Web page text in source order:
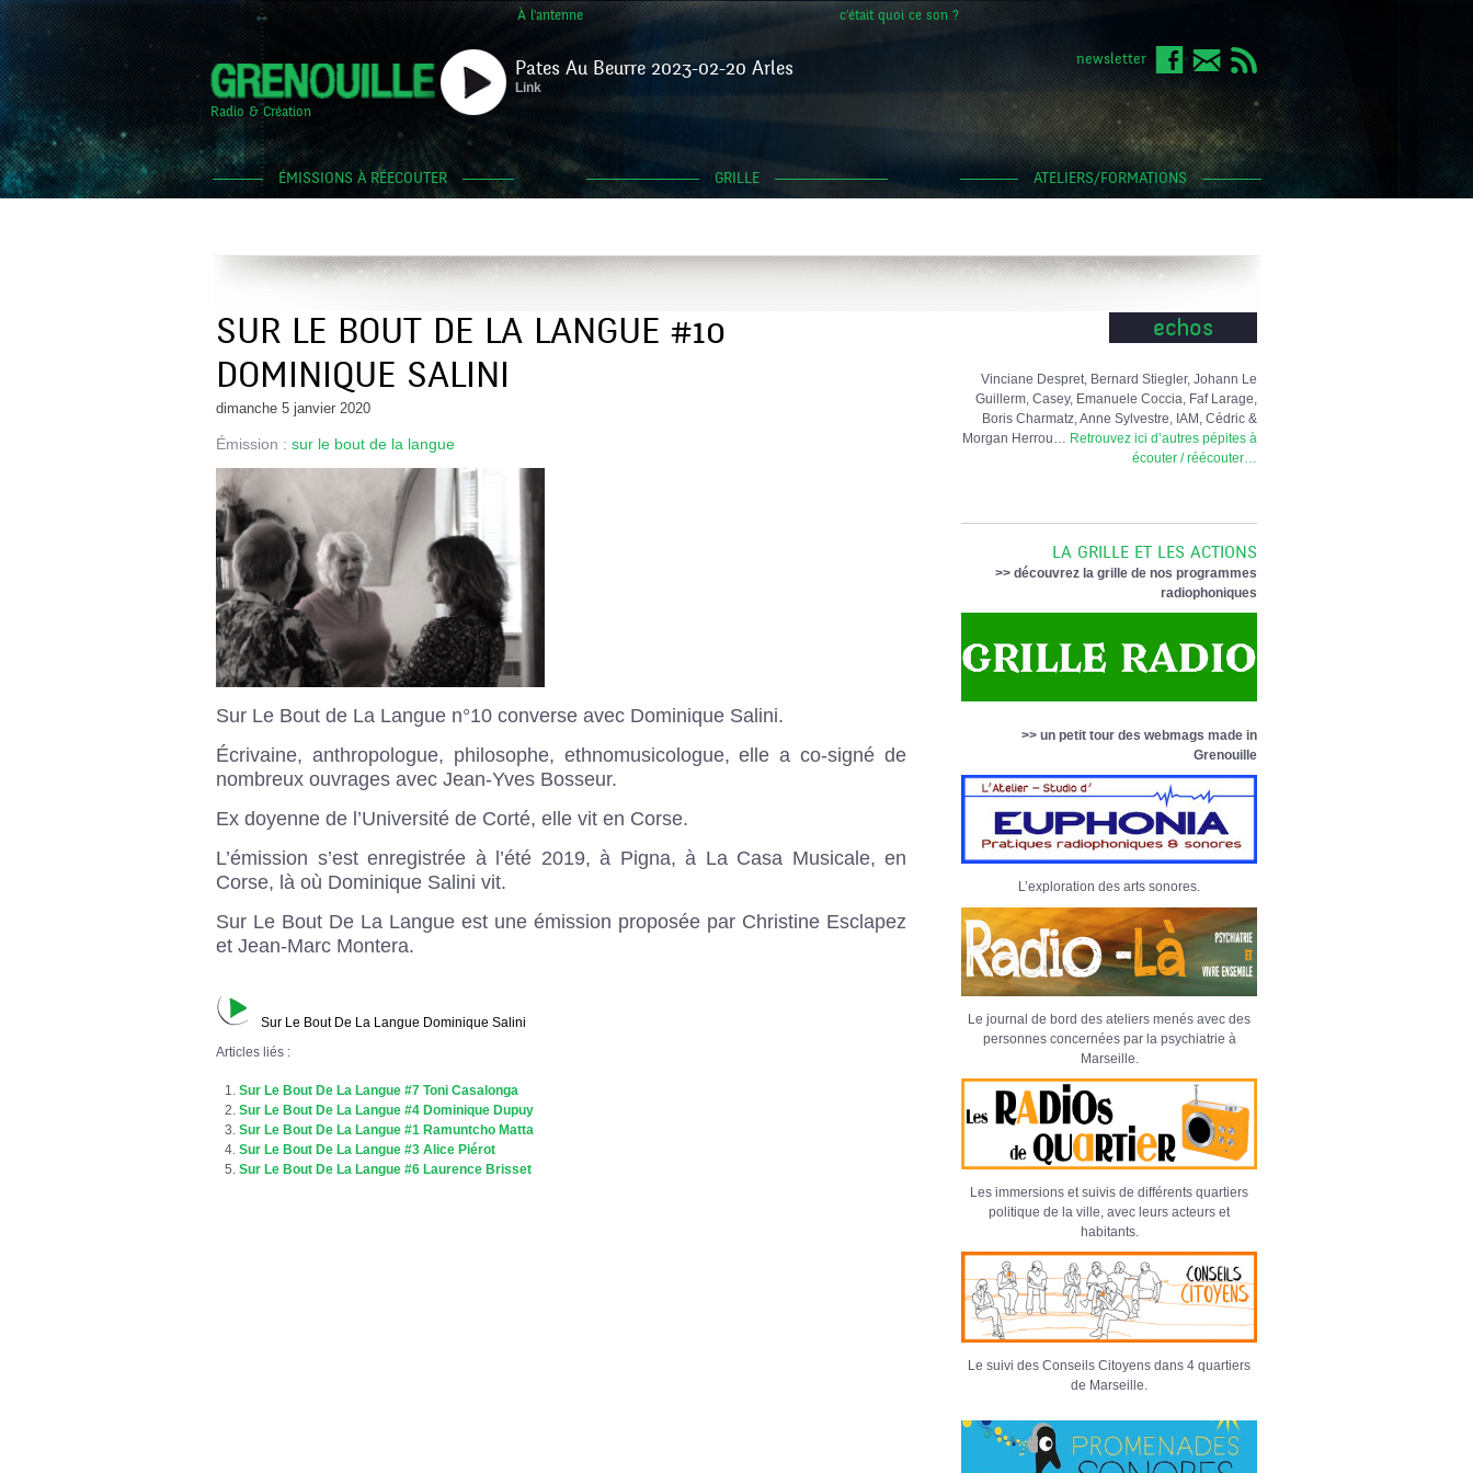
À l'antenne c'était quoi ce son ?
Radio & Création
Pates Au Beurre 2023-02-20 Arles
Link
newsletter
ÉMISSIONS À RÉECOUTER GRILLE ATELIERS/FORMATIONS
SUR LE BOUT DE LA LANGUE #10
DOMINIQUE SALINI
dimanche 5 janvier 2020
Émission : sur le bout de la langue
Sur Le Bout de La Langue n°10 converse avec Dominique Salini.
Écrivaine, anthropologue, philosophe, ethnomusicologue, elle a co-signé de
nombreux ouvrages avec Jean-Yves Bosseur.
Ex doyenne de l’Université de Corté, elle vit en Corse.
L’émission s’est enregistrée à l’été 2019, à Pigna, à La Casa Musicale, en
Corse, là où Dominique Salini vit.
Sur Le Bout De La Langue est une émission proposée par Christine Esclapez
et Jean-Marc Montera.
Sur Le Bout De La Langue Dominique Salini
Articles liés :
Sur Le Bout De La Langue #7 Toni Casalonga
Sur Le Bout De La Langue #4 Dominique Dupuy
Sur Le Bout De La Langue #1 Ramuntcho Matta
Sur Le Bout De La Langue #3 Alice Piérot
Sur Le Bout De La Langue #6 Laurence Brisset
echos
Vinciane Despret, Bernard Stiegler, Johann Le
Guillerm, Casey, Emanuele Coccia, Faf Larage,
Boris Charmatz, Anne Sylvestre, IAM, Cédric &
Morgan Herrou… Retrouvez ici d’autres pépites à
écouter / réécouter…
LA GRILLE ET LES ACTIONS
>> découvrez la grille de nos programmes
radiophoniques
>> un petit tour des webmags made in
Grenouille
L’exploration des arts sonores.
Le journal de bord des ateliers menés avec des
personnes concernées par la psychiatrie à
Marseille.
Les immersions et suivis de différents quartiers
politique de la ville, avec leurs acteurs et
habitants.
Le suivi des Conseils Citoyens dans 4 quartiers
de Marseille.